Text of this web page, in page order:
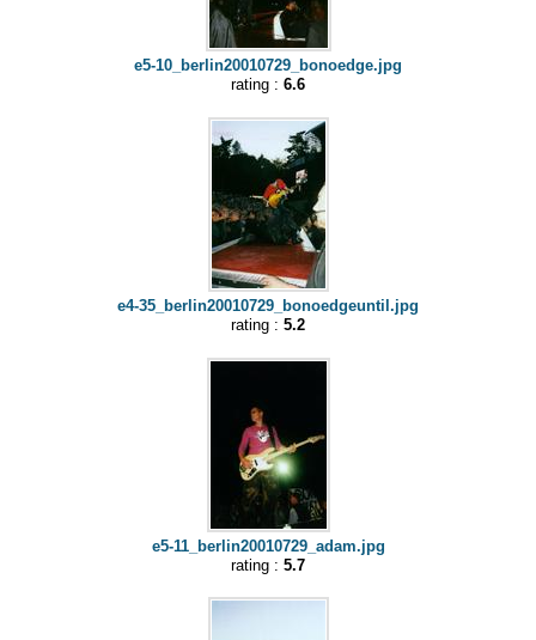
e5-10_berlin20010729_bonoedge.jpg
rating : 6.6
e4-35_berlin20010729_bonoedgeuntil.jpg
rating : 5.2
e5-11_berlin20010729_adam.jpg
rating : 5.7